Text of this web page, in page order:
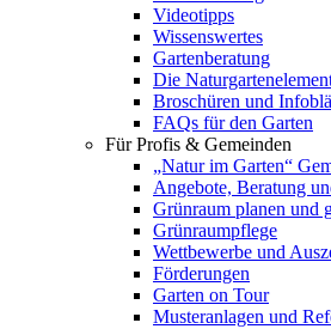
Videotipps
Wissenswertes
Gartenberatung
Die
Broschüren und
FAQs für den Garten
Für Profis & Gemeinden
„Natur im Garten“
Angebote, Beratung
Grünraum planen und
Grünraumpflege
Wettbewerbe und
Förderungen
Garten on Tour
Musteranlagen und